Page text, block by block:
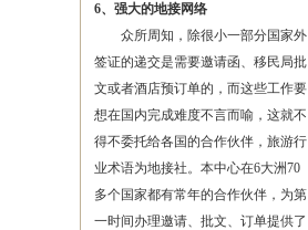
6、强大的地接网络
众所周知，除很小一部分国家外
签证的递交是需要邀请函、移民局批
文或者酒店预订单的，而这些工作要
想在国内完成难度不言而喻，这就不
得不委托给各国的合作伙伴，旅游行
业术语为地接社。本中心在6大洲70
多个国家都有常年的合作伙伴，为第
一时间办理邀请、批文、订单提供了